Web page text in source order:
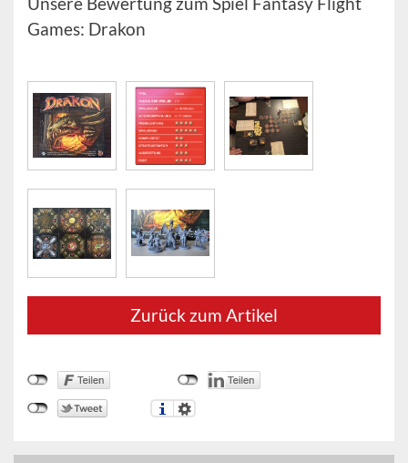
Games: Drakon
Zurück zum Artikel